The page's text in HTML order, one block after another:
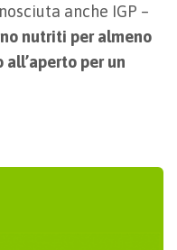
anche IGP –
nutriti per almeno
all’aperto per un